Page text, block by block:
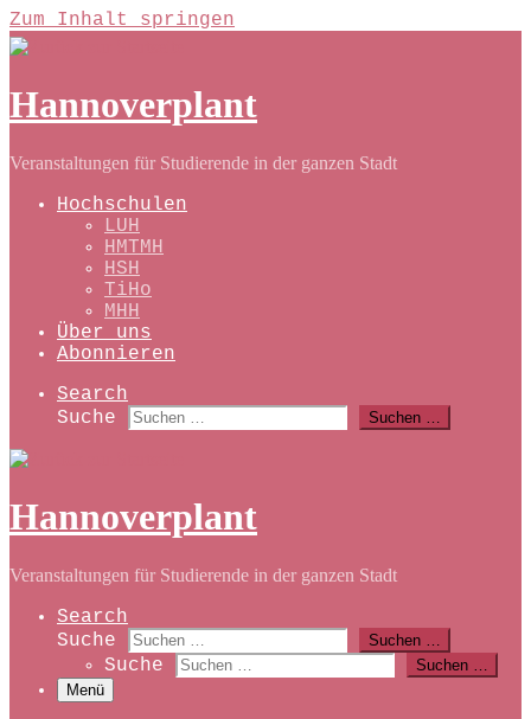
Zum Inhalt springen
Hannoverplant
Veranstaltungen für Studierende in der ganzen Stadt
Hochschulen
LUH
HMTMH
HSH
TiHo
MHH
Über uns
Abonnieren
Search
Suche
Suchen …
Hannoverplant
Veranstaltungen für Studierende in der ganzen Stadt
Search
Suche
Suchen …
Suche
Suchen …
Menü